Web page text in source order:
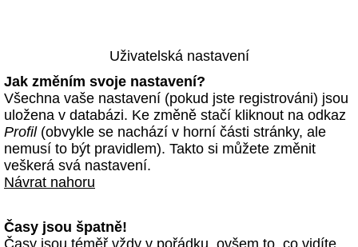
Uživatelská nastavení
Jak změním svoje nastavení?
Všechna vaše nastavení (pokud jste registrováni) jsou
uložena v databázi. Ke změně stačí kliknout na odkaz
Profil(obvykle se nachází v horní části stránky, ale
nemusí to být pravidlem). Takto si můžete změnit
veškerá svá nastavení.
Návrat nahoru
Časy jsou špatně!
Časy jsou téměř vždy v pořádku, ovšem to, co vidíte